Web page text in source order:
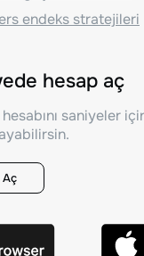
endeks stratejileri
hesap aç
saniyeler
Aç